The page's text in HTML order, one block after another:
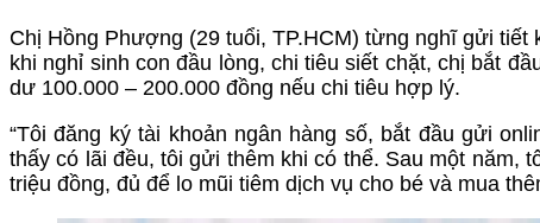
Chị Hồng Phượng (29 tuổi, TP.HCM) từng nghĩ gửi
khi nghỉ sinh con đầu lòng, chi tiêu siết chặt, chị bắt
dư 100.000 – 200.000 đồng nếu chi tiêu hợp lý.
“Tôi đăng ký tài khoản ngân hàng số, bắt đầu gửi
thấy có lãi đều, tôi gửi thêm khi có thể. Sau một năm,
triệu đồng, đủ để lo mũi tiêm dịch vụ cho bé và mua